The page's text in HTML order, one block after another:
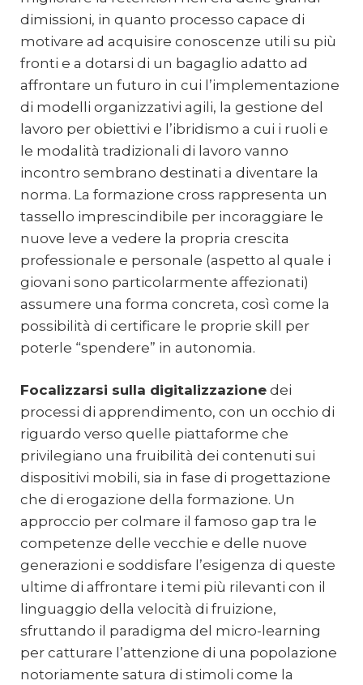
dimissioni, in quanto processo capace di
motivare ad acquisire conoscenze utili su più
fronti e a dotarsi di un bagaglio adatto ad
affrontare un futuro in cui l’implementazione
di modelli organizzativi agili, la gestione del
lavoro per obiettivi e l’ibridismo a cui i ruoli e
le modalità tradizionali di lavoro vanno
incontro sembrano destinati a diventare la
norma. La formazione cross rappresenta un
tassello imprescindibile per incoraggiare le
nuove leve a vedere la propria crescita
professionale e personale (aspetto al quale i
giovani sono particolarmente affezionati)
assumere una forma concreta, così come la
possibilità di certificare le proprie skill per
poterle “spendere” in autonomia.
Focalizzarsi sulla digitalizzazione dei
processi di apprendimento, con un occhio di
riguardo verso quelle piattaforme che
privilegiano una fruibilità dei contenuti sui
dispositivi mobili, sia in fase di progettazione
che di erogazione della formazione. Un
approccio per colmare il famoso gap tra le
competenze delle vecchie e delle nuove
generazioni e soddisfare l’esigenza di queste
ultime di affrontare i temi più rilevanti con il
linguaggio della velocità di fruizione,
sfruttando il paradigma del micro-learning
per catturare l’attenzione di una popolazione
notoriamente satura di stimoli come la